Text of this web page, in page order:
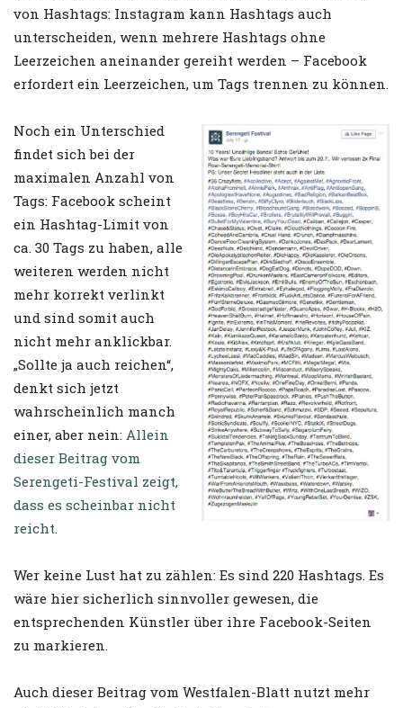
von Hashtags: Instagram kann Hashtags auch
unterscheiden, wenn mehrere Hashtags ohne
Leerzeichen aneinander gereiht werden – Facebook
erfordert ein Leerzeichen, um Tags trennen zu können.
Noch ein Unterschied
findet sich bei der
maximalen Anzahl von
Tags: Facebook scheint
ein Hashtag-Limit von
ca. 30 Tags zu haben, alle
weiteren werden nicht
mehr korrekt verlinkt
und sind somit auch
nicht mehr anklickbar.
„Sollte ja auch reichen“,
denkt sich jetzt
wahrscheinlich manch
einer, aber nein: Allein
dieser Beitrag vom
Serengeti-Festival zeigt,
dass es scheinbar nicht
reicht.
Wer keine Lust hat zu zählen: Es sind 220 Hashtags. Es
wäre hier sicherlich sinnvoller gewesen, die
entsprechenden Künstler über ihre Facebook-Seiten
zu markieren.
Auch dieser Beitrag vom Westfalen-Blatt nutzt mehr